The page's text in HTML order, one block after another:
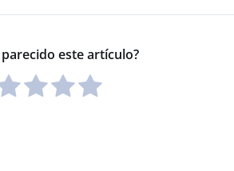
este artículo?